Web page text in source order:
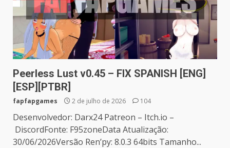
Peerless Lust v0.45 – FIX SPANISH [ENG]
[ESP][PTBR]
fapfapgames 2 de julho de 2026 104
Desenvolvedor: Darx24 Patreon – Itch.io –
DiscordFonte: F95zoneData Atualização:
30/06/2026Versão Ren’py: 8.0.3 64bits Tamanho...